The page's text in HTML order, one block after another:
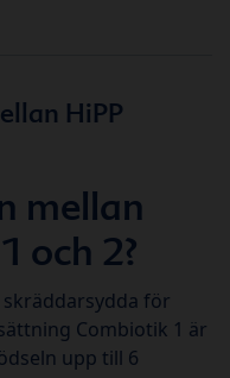
HiPP
mellan
och 2?
för
Combiotik 1 är
upp till 6